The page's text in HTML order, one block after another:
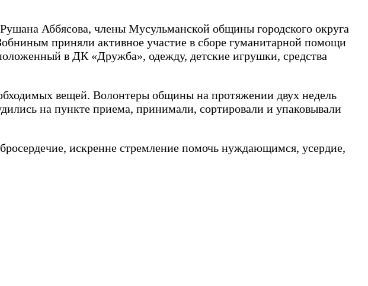
Аббясова, члены Мусульманской общины городского округа
приняли активное участие в сборе гуманитарной помощи
в ДК «Дружба», одежду, детские игрушки, средства
вещей. Волонтеры общины на протяжении двух недель
на пункте приема, принимали, сортировали и упаковывали
искренне стремление помочь нуждающимся, усердие,